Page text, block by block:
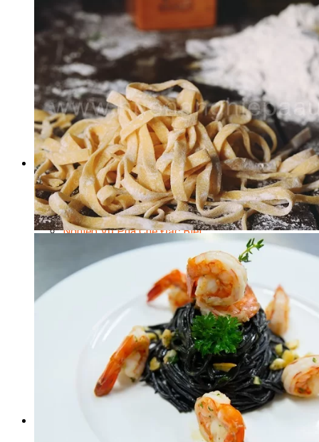
Điểm Tâm Hồng Kông
Eat Clean
Food Stylist
Master Class
Bếp Gia Đình
Học Nấu Ăn Mở Quán
Chuyên Đề Bếp Nóng
Khởi Sự Kinh Doanh Ngành F&B
Khởi Sự Kinh Doanh Nhà Hàng
Bí Quyết Kinh Doanh và Vận Hành Mô Hình Ẩm Thực
Video Dạy Nấu Ăn
Pha Chế
Nghiệp Vụ Bar Trưởng
Nghiệp Vụ Bartender Chuyên Nghiệp
Nghiệp Vụ Barista Chuyên Nghiệp
Nghiệp Vụ Flair Bartending Chuyên Nghiệp
Nghiệp Vụ Pha Chế Đặc Biệt
Nghiệp Vụ Pha Chế Tổng Hợp
Nghiệp Vụ Quản Lý Bar
Chuyên Gia Cà Phê
Cà Phê Pha Máy
Khởi Sự Kinh Doanh Cafe – Chuỗi Cafe
Bí Quyết Khởi Nghiệp Mô Hình Đồ Uống
Kinh Doanh Mô Hình Đồ Uống Thịnh Hành
Kinh Doanh Chuỗi Và Nhượng Quyền
Tiếng Anh Chuyên Ngành Pha Chế
Học Làm Kem
Học Pha Chế Trà Sữa
Chuyên Đề Pha Chế
Nghiệp Vụ Bếp Trưởng Bếp Bánh